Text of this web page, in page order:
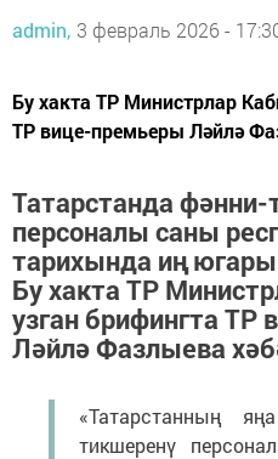
admin, 3 февраль 2026 -
Бу хакта ТР Министрлар
ТР вице-премьеры Ләйлә
Татарстанда
персоналы саны
тарихында иң
Бу хакта ТР
узган брифингта ТР
Ләйлә Фазлыева
«Татарстанның
тикшеренү